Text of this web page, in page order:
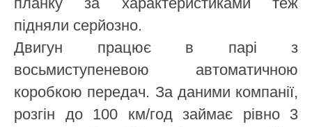
підняли серйозно.
Двигун працює в парі з
восьмиступеневою автоматичною
коробкою передач. За даними компанії,
розгін до 100 км/год займає рівно 3